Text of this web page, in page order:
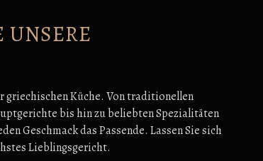
UNSERE
griechischen Küche. Von traditionellen
bis hin zu beliebten Spezialitäten
Geschmack das Passende. Lassen Sie sich
Lieblingsgericht.